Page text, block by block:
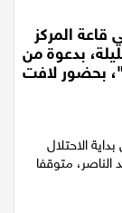
23 يوليو" في قاعة المركز
بدعوة من
بحضور لافت
الاحتلال
عبد الناصر، متوقفا